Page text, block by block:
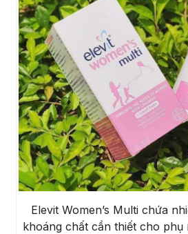
Elevit Women’s Multi chứa
khoáng chất cần thiết cho